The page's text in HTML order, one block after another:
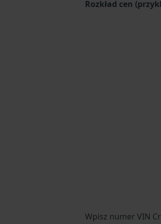
Rozkład cen
Wpisz numer VIN